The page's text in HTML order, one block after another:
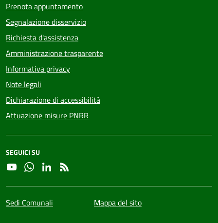
Prenota appuntamento
Segnalazione disservizio
Richiesta d'assistenza
Amministrazione trasparente
Informativa privacy
Note legali
Dichiarazione di accessibilità
Attuazione misure PNRR
SEGUICI SU
YouTubeWhatsapp
Linkedin
Sedi Comunali Mappa del sito